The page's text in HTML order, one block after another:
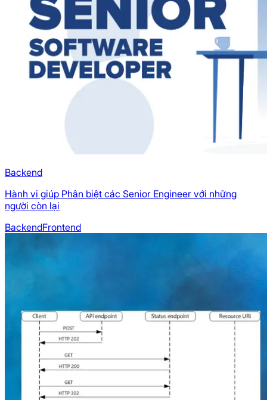
Backend
Hành vi giúp Phân biệt các Senior Engineer với những
người còn lại
BackendFrontend